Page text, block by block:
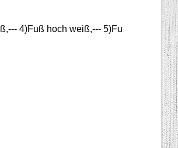
4)Fuß hoch weiß,--- 5)Fu